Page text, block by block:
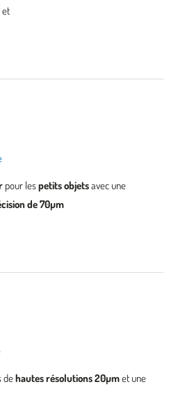
et
pour lespetits objetsavec une
de 70µm
dehautes résolutions 20µmet une